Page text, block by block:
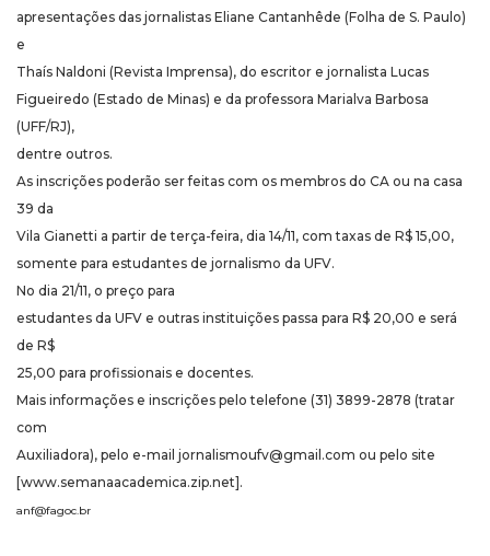
apresentações das jornalistas Eliane Cantanhêde (Folha de S. Paulo)
e
Thaís Naldoni (Revista Imprensa), do escritor e jornalista Lucas
Figueiredo (Estado de Minas) e da professora Marialva Barbosa
(UFF/RJ),
dentre outros.
As inscrições poderão ser feitas com os membros do CA ou na casa
39 da
Vila Gianetti a partir de terça-feira, dia 14/11, com taxas de R$ 15,00,
somente para estudantes de jornalismo da UFV.
No dia 21/11, o preço para
estudantes da UFV e outras instituições passa para R$ 20,00 e será
de R$
25,00 para profissionais e docentes.
Mais informações e inscrições pelo telefone (31) 3899-2878 (tratar
com
Auxiliadora), pelo e-mail jornalismoufv@gmail.com ou pelo site
[www.semanaacademica.zip.net].
anf@fagoc.br